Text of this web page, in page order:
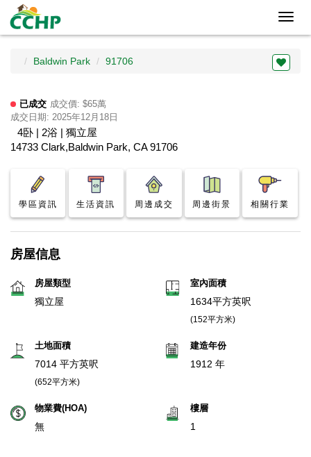
Baldwin Park 91706
已成交 成交價: $65萬
成交日期: 2025年12月18日
4卧 | 2浴 | 獨立屋
14733 Clark,Baldwin Park, CA 91706
學區資訊 生活資訊 周邊成交 周邊街景 相關行業
房屋信息
房屋類型
獨立屋
室內面積
1634平方英呎
(152平方米)
土地面積
7014 平方英呎
(652平方米)
建造年份
1912 年
物業費(HOA)
無
樓層
1